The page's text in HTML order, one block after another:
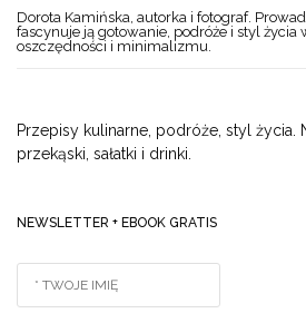
Dorota Kamińska, autorka i fotograf.
fascynuje ją gotowanie, podróże i styl życia
oszczędności i minimalizmu.
Przepisy kulinarne, podróże, styl życia.
przekąski, sałatki i drinki.
NEWSLETTER + EBOOK GRATIS